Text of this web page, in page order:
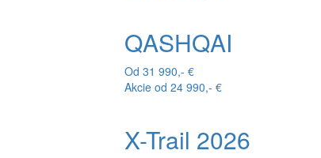
QASHQAI
Od 31 990,- €
Akcie od 24 990,- €
X-Trail 2026